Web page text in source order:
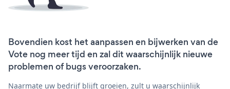
Bovendien kost het aanpassen en bijwerken van de
Vote nog meer tijd en zal dit waarschijnlijk nieuwe
problemen of bugs veroorzaken.
Naarmate uw bedrijf blijft groeien, zult u waarschijnlijk